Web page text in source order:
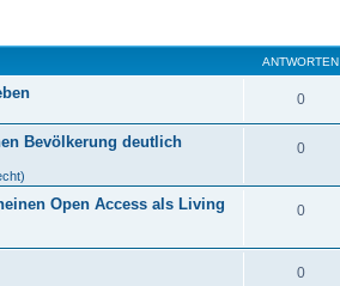
ANTWORTEN
0
Bevölkerung deutlich
0
Open Access als Living
0
0